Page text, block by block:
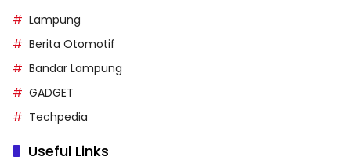
Lampung
Berita Otomotif
Bandar Lampung
GADGET
Techpedia
Useful Links